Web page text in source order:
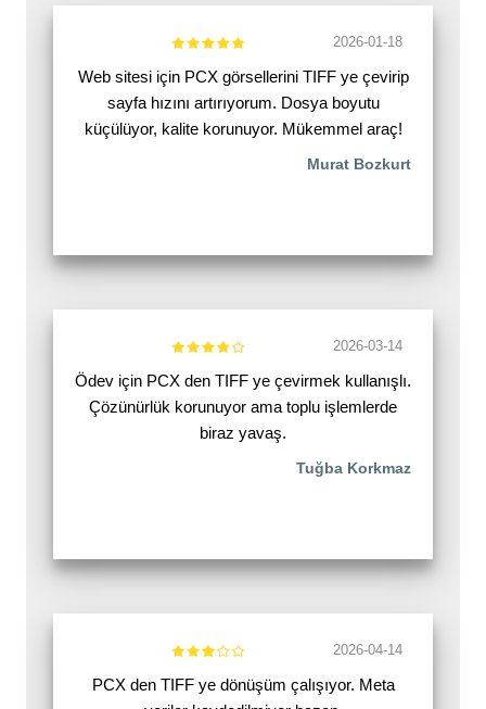
2026-01-18
Web sitesi için PCX görsellerini TIFF ye çevirip
sayfa hızını artırıyorum. Dosya boyutu
küçülüyor, kalite korunuyor. Mükemmel araç!
Murat Bozkurt
2026-03-14
Ödev için PCX den TIFF ye çevirmek kullanışlı.
Çözünürlük korunuyor ama toplu işlemlerde
biraz yavaş.
Tuğba Korkmaz
2026-04-14
PCX den TIFF ye dönüşüm çalışıyor. Meta